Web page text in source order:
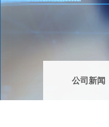
制药
建筑
农副产
公司新闻